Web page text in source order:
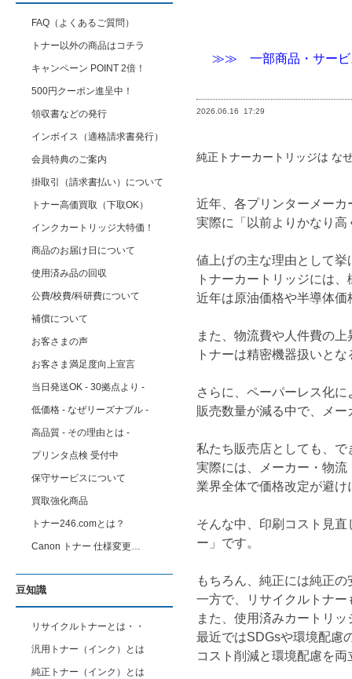
≫≫ 一部商品・サービ
2026.06.16 17:29
純正トナーカートリッジは な
近年、各プリンターメー
実際に「以前よりかなり
値上げの主な理由として
トナーカートリッジには
近年は原油価格や半導体
また、物流費や人件費の
トナーは精密機器扱いと
さらに、ペーパーレス化
販売数量が減る中で、メ
私たち販売店としても、
実際には、メーカー・物
業界全体で価格改定が避
そんな中、印刷コスト見
ー」です。
もちろん、純正には純正
一方で、リサイクルトナ
また、使用済みカートリ
最近ではSDGsや環境配慮
コスト削減と環境配慮を
FAQ（よくあるご質問）
トナー以外の商品はコチラ
キャンペーン POINT 2倍！
500円クーポン進呈中！
領収書などの発行
インボイス（適格請求書発行）
会員特典のご案内
掛取引（請求書払い）について
トナー高価買取（下取OK）
インクカートリッジ大特価！
商品のお届け日について
使用済み品の回収
公費/校費/科研費について
補償について
お客さまの声
お客さま満足度向上宣言
当日発送OK - 30拠点より -
低価格 - なぜリーズナブル -
高品質 - その理由とは -
プリンタ点検 受付中
保守サービスについて
買取強化商品
トナー246.comとは？
Canon トナー 仕様変更…
豆知識
リサイクルトナーとは・・
汎用トナー（インク）とは
純正トナー（インク）とは